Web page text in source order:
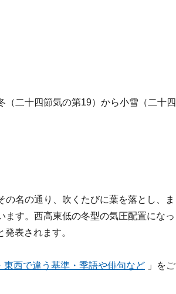
二十四節気の第19）から小雪（二十四
名の通り、吹くたびに葉を落とし、ま
ます。西高東低の冬型の気圧配置になっ
表されます。
西で違う基準・季語や俳句など 」をご